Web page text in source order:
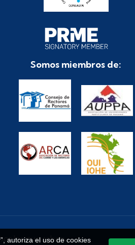
autoriza el uso de cookies
Somos miembros de:
los que saben.